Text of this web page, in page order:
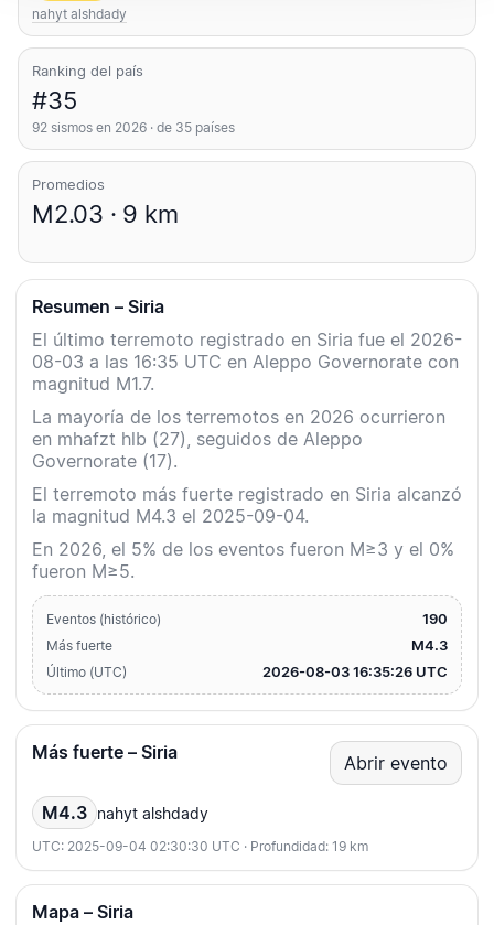
nahyt alshdady
Ranking del país
#35
92 sismos en 2026 · de 35 países
Promedios
M2.03 · 9 km
Resumen – Siria
El último terremoto registrado en Siria fue el 2026-
08-03 a las 16:35 UTC en Aleppo Governorate con
magnitud M1.7.
La mayoría de los terremotos en 2026 ocurrieron
en mhafzt hlb (27), seguidos de Aleppo
Governorate (17).
El terremoto más fuerte registrado en Siria alcanzó
la magnitud M4.3 el 2025-09-04.
En 2026, el 5% de los eventos fueron M≥3 y el 0%
fueron M≥5.
Eventos (histórico) 190
Más fuerte M4.3
Último (UTC) 2026-08-03 16:35:26 UTC
Más fuerte – Siria Abrir evento
M4.3 nahyt alshdady
UTC: 2025-09-04 02:30:30 UTC · Profundidad: 19 km
Mapa – Siria